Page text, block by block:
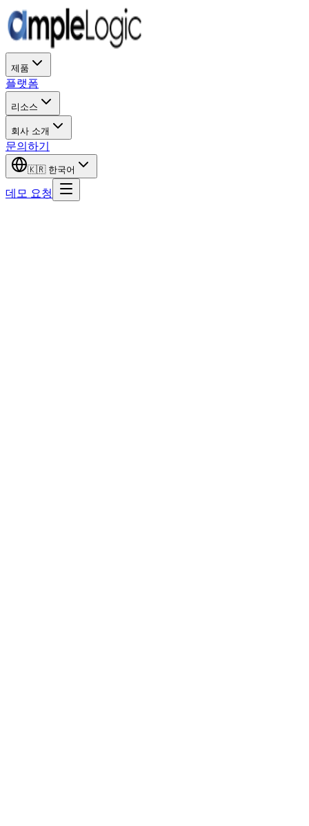
제품
플랫폼
리소스
회사 소개
문의하기
🇰🇷 한국어
데모 요청